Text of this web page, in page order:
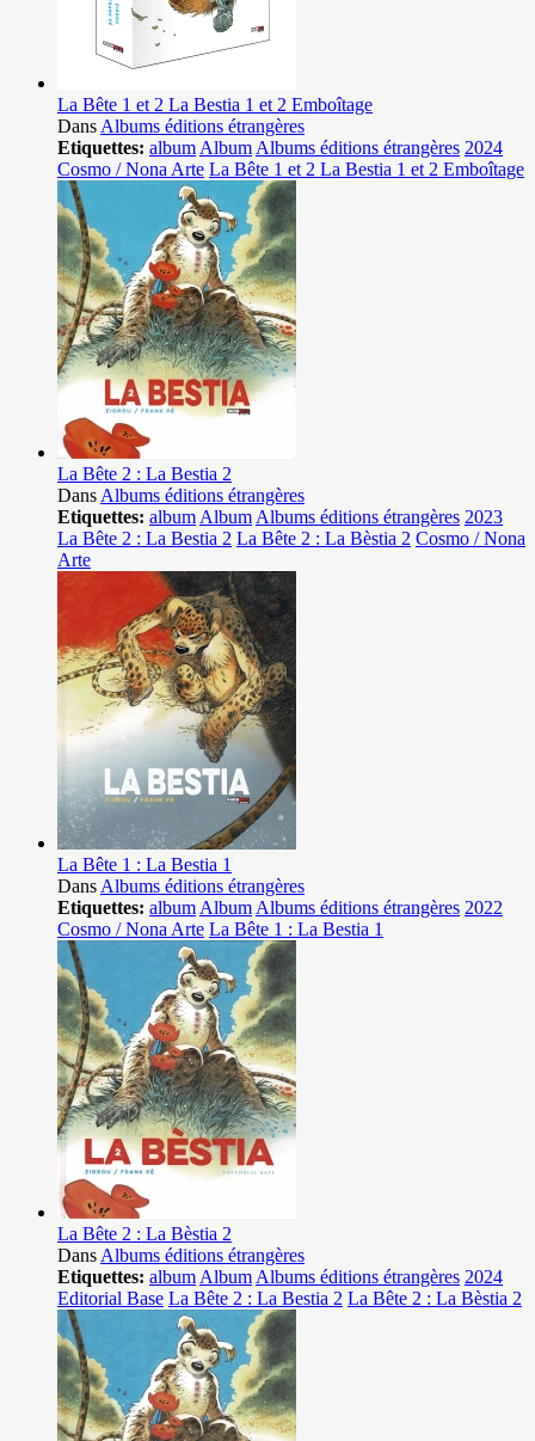
La Bête 1 et 2 La Bestia 1 et 2 Emboîtage
Dans Albums éditions étrangères
Etiquettes: album Album Albums éditions étrangères 2024
Cosmo / Nona Arte La Bête 1 et 2 La Bestia 1 et 2 Emboîtage
La Bête 2 : La Bestia 2
Dans Albums éditions étrangères
Etiquettes: album Album Albums éditions étrangères 2023
La Bête 2 : La Bestia 2 La Bête 2 : La Bèstia 2 Cosmo / Nona
Arte
La Bête 1 : La Bestia 1
Dans Albums éditions étrangères
Etiquettes: album Album Albums éditions étrangères 2022
Cosmo / Nona Arte La Bête 1 : La Bestia 1
La Bête 2 : La Bèstia 2
Dans Albums éditions étrangères
Etiquettes: album Album Albums éditions étrangères 2024
Editorial Base La Bête 2 : La Bestia 2 La Bête 2 : La Bèstia 2